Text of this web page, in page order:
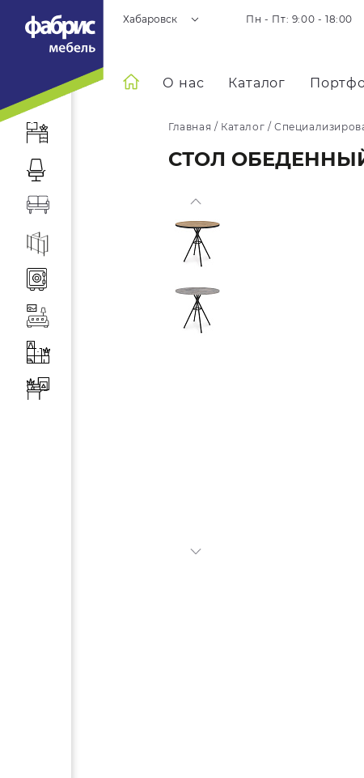
Хабаровск Пн - Пт: 9:00 - 18:00
О нас Каталог
Главная / Каталог /
СТОЛ ОБЕДЕННЫЙ